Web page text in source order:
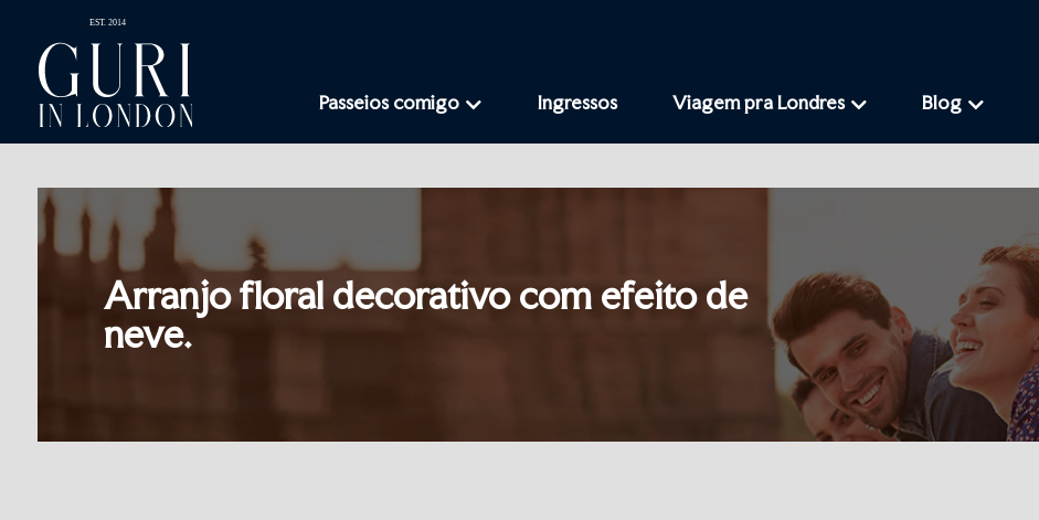
Passeios comigo Ingressos Viagem pra Londres Blog
Arranjo floral decorativo com efeito de
neve.